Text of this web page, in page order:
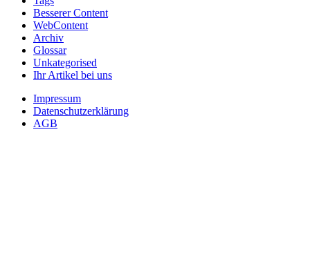
Besserer Content
WebContent
Archiv
Glossar
Unkategorised
Ihr Artikel bei uns
Impressum
Datenschutzerklärung
AGB